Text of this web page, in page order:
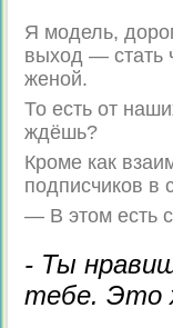
Я модель,
выход — стать
женой.
То есть от
ждёшь?
Кроме как
подписчиков в
— В этом есть
- Ты
тебе. Это